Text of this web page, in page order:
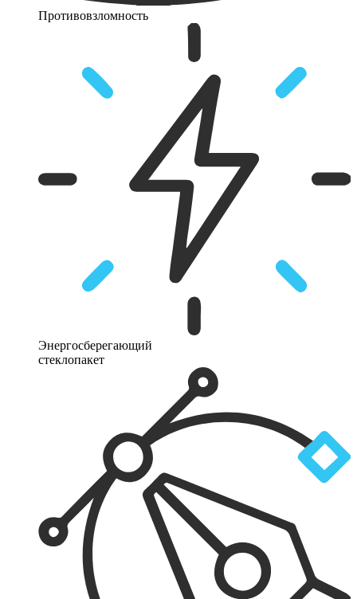
Противовзломность
Энергосберегающий
стеклопакет